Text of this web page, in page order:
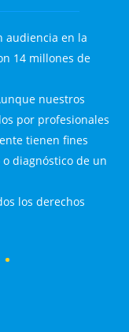
audiencia en la
14 millones de
nuestros
por profesionales
tienen fines
diagnóstico de un
los derechos